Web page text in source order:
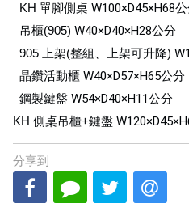
KH 單腳側桌W100×D45×H68
吊櫃(905)W40×D40×H28公分
905 上架(整組、上架可升降)
晶鑽活動櫃W40×D57×H65公分
鋼製鍵盤W54×D40×H11公分
KH 側桌吊櫃+鍵盤
分享到